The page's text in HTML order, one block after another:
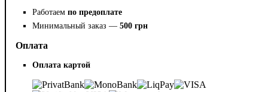
Работаем по предоплате
Минимальный заказ — 500 грн
Оплата
Оплата картой